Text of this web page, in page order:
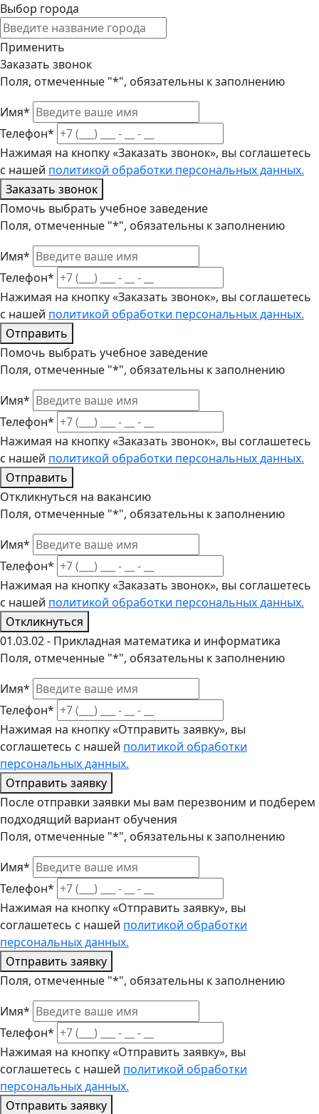
Выбор города
Применить
Заказать звонок
Поля, отмеченные "*", обязательны к заполнению
Имя*
Телефон*
Нажимая на кнопку «Заказать звонок», вы соглашетесь
с нашей политикой обработки персональных данных.
Заказать звонок
Помочь выбрать учебное заведение
Поля, отмеченные "*", обязательны к заполнению
Имя*
Телефон*
Нажимая на кнопку «Заказать звонок», вы соглашетесь
с нашей политикой обработки персональных данных.
Отправить
Помочь выбрать учебное заведение
Поля, отмеченные "*", обязательны к заполнению
Имя*
Телефон*
Нажимая на кнопку «Заказать звонок», вы соглашетесь
с нашей политикой обработки персональных данных.
Отправить
Откликнуться на вакансию
Поля, отмеченные "*", обязательны к заполнению
Имя*
Телефон*
Нажимая на кнопку «Заказать звонок», вы соглашетесь
с нашей политикой обработки персональных данных.
Откликнуться
01.03.02 - Прикладная математика и информатика
Поля, отмеченные "*", обязательны к заполнению
Имя*
Телефон*
Нажимая на кнопку «Отправить заявку», вы
соглашетесь с нашей политикой обработки
персональных данных.
Отправить заявку
После отправки заявки мы вам перезвоним и подберем
подходящий вариант обучения
Поля, отмеченные "*", обязательны к заполнению
Имя*
Телефон*
Нажимая на кнопку «Отправить заявку», вы
соглашетесь с нашей политикой обработки
персональных данных.
Отправить заявку
Поля, отмеченные "*", обязательны к заполнению
Имя*
Телефон*
Нажимая на кнопку «Отправить заявку», вы
соглашетесь с нашей политикой обработки
персональных данных.
Отправить заявку